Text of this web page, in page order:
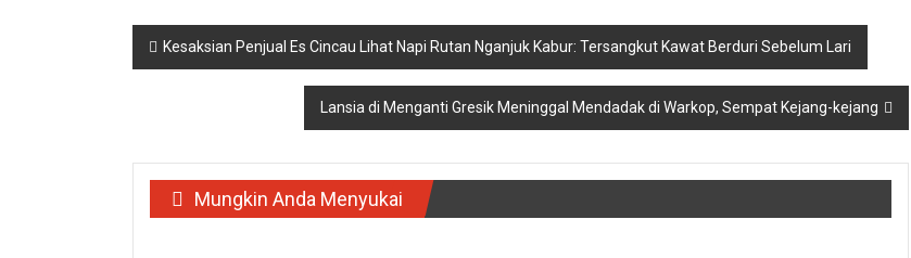
Navigasi
Kesaksian Penjual Es Cincau Lihat Napi Rutan Nganjuk Kabur: Tersangkut Kawat Berduri Sebelum Lari
Lansia di Menganti Gresik Meninggal Mendadak di Warkop, Sempat Kejang-kejang
Mungkin Anda Menyukai